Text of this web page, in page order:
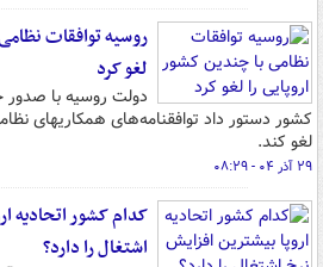
روسیه توافقات
لغو کرد
دولت روسیه با صدور
کشور دستور داد توافقنامه‌های همکاریهای
لغو کند.
۲۹ آذر ۰۴ - ۰۸:۲۹
کدام کشور اتحادیه
اشتغال را دارد؟